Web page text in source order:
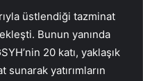
üstlendiği tazminat
Bunun yanında
20 katı, yaklaşık
yatırımların